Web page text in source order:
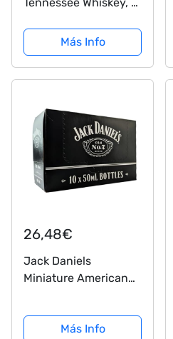
Más Info
26,48€
Jack Daniels
Miniature American
Más Info